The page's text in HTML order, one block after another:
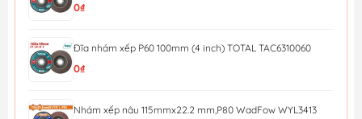
0₫
Đĩa nhám xếp P60 100mm (4 inch) TOTAL TAC6310060
0₫
Nhám xếp nâu 115mmx22.2 mm,P80 WadFow WYL3413